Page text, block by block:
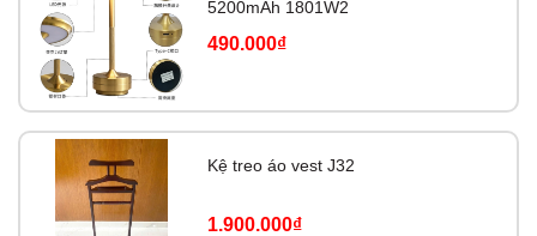
5200mAh 1801W2
490.000₫
Kệ treo áo vest J32
1.900.000₫